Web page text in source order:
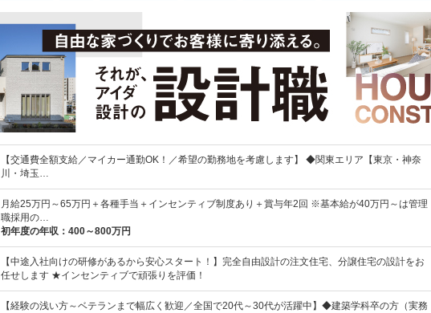
【交通費全額支給／マイカー通勤OK！／希望の勤務地を考慮します】 ◆関東エリア【東京・神奈
川・埼玉…
月給25万円～65万円＋各種手当＋インセンティブ制度あり＋賞与年2回 ※基本給が40万円～は管理
職採用の…
初年度の年収： 400～800万円
【中途入社向けの研修があるから安心スタート！】完全自由設計の注文住宅、分譲住宅の設計をお
任せします ★インセンティブで頑張りを評価！
【経験の浅い方～ベテランまで幅広く歓迎／全国で20代～30代が活躍中】◆建築学科卒の方（実務